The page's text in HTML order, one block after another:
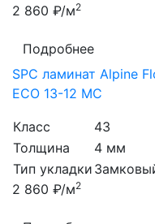
2 860 ₽/м2
Подробнее
SPC ламинат Alpine
ЕСО 13-12 MC
Класс
43
Толщина
4 мм
Тип укладки
2 860 ₽/м2